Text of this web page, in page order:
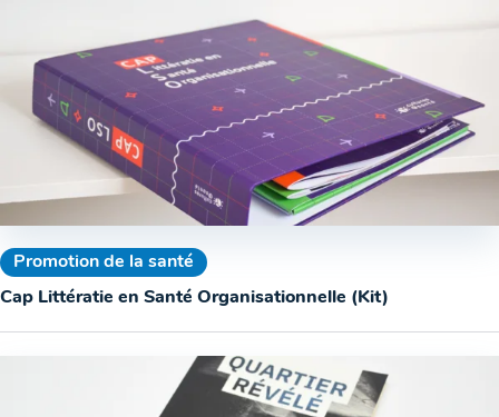
Promotion de la santé
Cap Littératie en Santé Organisationnelle (Kit)